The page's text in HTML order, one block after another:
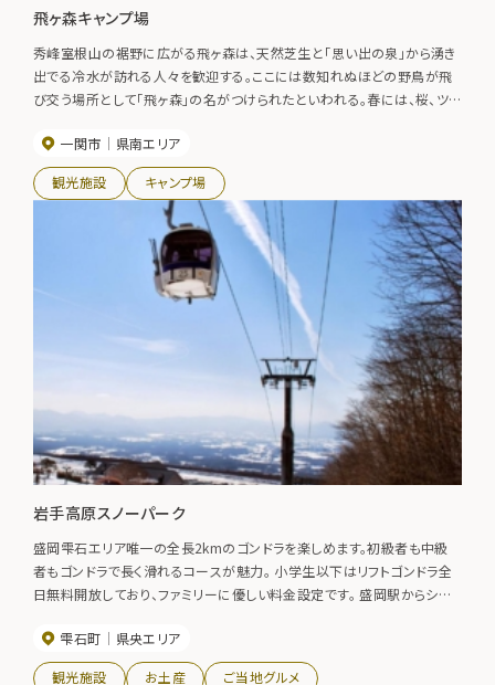
飛ヶ森キャンプ場
秀峰室根山の裾野に広がる飛ヶ森は、天然芝生と「思い出の泉」から湧き
出でる冷水が訪れる人々を歓迎する。ここには数知れぬほどの野鳥が飛
び交う場所として「飛ヶ森」の名がつけられたといわれる。春には、桜、ツツ
会など、四季折々の趣があり景勝豊かな憩いの場となっている。紅葉の見
頃 10月中旬～10月下旬
一関市 県南エリア
観光施設 キャンプ場
岩手高原スノーパーク
盛岡雫石エリア唯一の全長2kmのゴンドラを楽しめます。初級者も中級
者もゴンドラで長く滑れるコースが魅力。 小学生以下はリフトゴンドラ全
日無料開放しており、ファミリーに優しい料金設定です。 盛岡駅からシャト
雫石町
県央エリア
観光施設 お土産
ご当地グルメ